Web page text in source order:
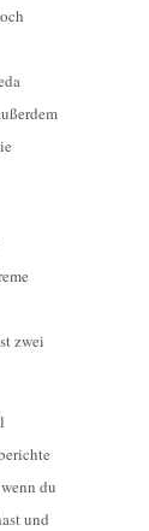
zwei
du
und